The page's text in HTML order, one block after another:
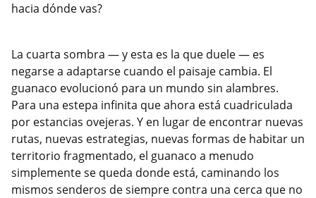
hacia dónde vas?
La cuarta sombra — y esta es la que duele — es
negarse a adaptarse cuando el paisaje cambia. El
guanaco evolucionó para un mundo sin alambres.
Para una estepa infinita que ahora está cuadriculada
por estancias ovejeras. Y en lugar de encontrar nuevas
rutas, nuevas estrategias, nuevas formas de habitar un
territorio fragmentado, el guanaco a menudo
simplemente se queda donde está, caminando los
mismos senderos de siempre contra una cerca que no